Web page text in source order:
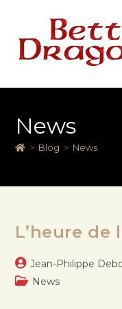
News
> Blog > News
L’heure de
Jean-Philippe
News